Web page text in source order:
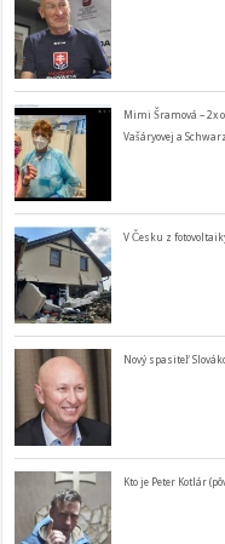
Mimi Šramová – 2x
Vašáryovej a
V Česku z
Nový spasiteľ
Kto je Peter Kotlár